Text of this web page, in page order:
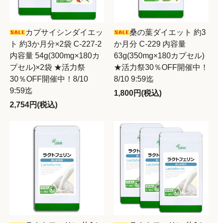
カプサイシンダイエッ
ト 約3か月分×2袋 C-227-2
内容量 54g(300mg×180カ
プセル)×2袋 ★活力祭
30％OFF開催中！8/10
9:59迄
2,754円(税込)
桑の葉ダイエット 約3
か月分 C-229 内容量
63g(350mg×180カプセル)
★活力祭30％OFF開催中！
8/10 9:59迄
1,800円(税込)